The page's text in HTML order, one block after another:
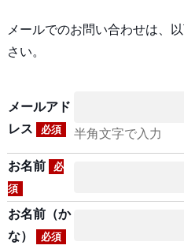
メールでのお問い合わせは、
さい。
メールアド
レス
必須 半角文字で入力
お名前
必
須
お名前（か
な）
必須